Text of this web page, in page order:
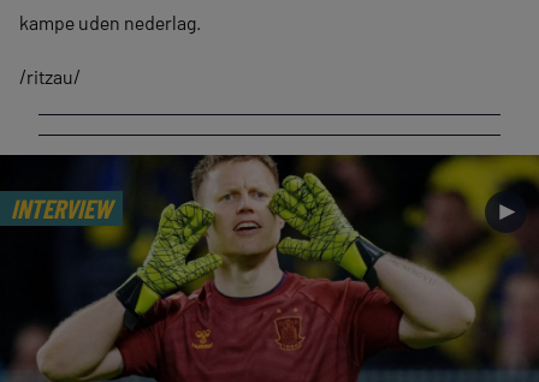
kampe uden nederlag.
/ritzau/
INTERVIEW ►